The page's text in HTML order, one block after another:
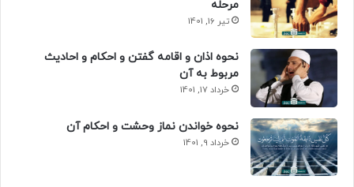
مرحله
تیر 16, 1401
نحوه اذان و اقامه گفتن و احکام و احادیث
مربوط به آن
خرداد 17, 1401
نحوه خواندن نماز وحشت و احکام آن
خرداد 9, 1401